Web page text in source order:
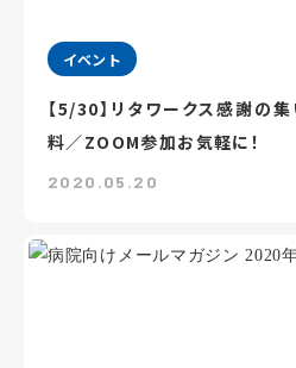
イベント
【5/30】リタワークス感謝の
料／ZOOM参加お気軽に！
2020.05.20